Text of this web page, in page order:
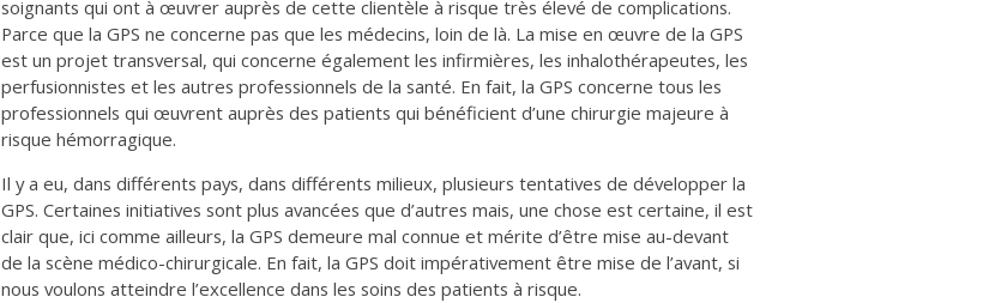
soignants qui ont à œuvrer auprès de cette clientèle à risque très élevé de complications.
Parce que la GPS ne concerne pas que les médecins, loin de là. La mise en œuvre de la GPS
est un projet transversal, qui concerne également les infirmières, les inhalothérapeutes, les
perfusionnistes et les autres professionnels de la santé. En fait, la GPS concerne tous les
professionnels qui œuvrent auprès des patients qui bénéficient d’une chirurgie majeure à
risque hémorragique.
Il y a eu, dans différents pays, dans différents milieux, plusieurs tentatives de développer la
GPS. Certaines initiatives sont plus avancées que d’autres mais, une chose est certaine, il est
clair que, ici comme ailleurs, la GPS demeure mal connue et mérite d’être mise au-devant
de la scène médico-chirurgicale. En fait, la GPS doit impérativement être mise de l’avant, si
nous voulons atteindre l’excellence dans les soins des patients à risque.